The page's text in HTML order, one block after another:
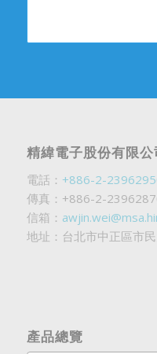
精緯電子股份有限公
電話： +886-2-
傳真：+886-2-
信箱：
地址：台北市中正區市
產品總覽